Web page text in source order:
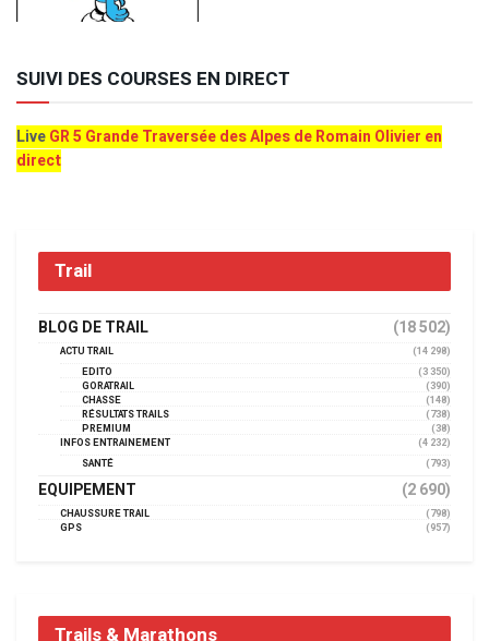
SUIVI DES COURSES EN DIRECT
LiveGR 5 Grande Traversée des Alpes de Romain Olivier en
direct
Trail
BLOG DE TRAIL (18 502)
ACTU TRAIL
(14 298)
EDITO
(3 350)
GORATRAIL
(390)
CHASSE
(148)
RÉSULTATS TRAILS
(738)
PREMIUM
(38)
INFOS ENTRAINEMENT
(4 232)
SANTÉ
(793)
EQUIPEMENT (2 690)
CHAUSSURE TRAIL
(798)
GPS
(957)
Trails & Marathons